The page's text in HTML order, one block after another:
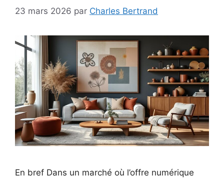
23 mars 2026 par Charles Bertrand
En bref Dans un marché où l’offre numérique